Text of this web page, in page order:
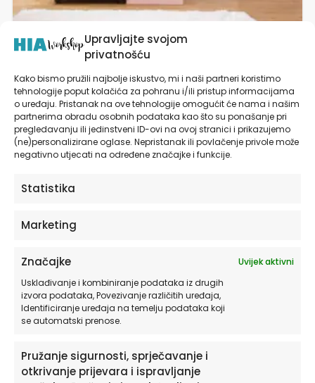
Upravljajte svojom
privatnošću
Kako bismo pružili najbolje iskustvo, mi i naši partneri koristimo
tehnologije poput kolačića za pohranu i/ili pristup informacijama
o uređaju. Pristanak na ove tehnologije omogućit će nama i našim
partnerima obradu osobnih podataka kao što su ponašanje pri
pregledavanju ili jedinstveni ID-ovi na ovoj stranici i prikazujemo
(ne)personalizirane oglase. Nepristanak ili povlačenje privole može
negativno utjecati na određene značajke i funkcije.
Statistika
Marketing
Značajke
Uvijek aktivni
Usklađivanje i kombiniranje podataka iz drugih
izvora podataka, Povezivanje različitih uređaja,
Identificiranje uređaja na temelju podataka koji
se automatski prenose.
Pružanje sigurnosti, sprječavanje i
otkrivanje prijevara i ispravljanje
Naljepnice za zid dječje sobe | Ballerina
od19,90€